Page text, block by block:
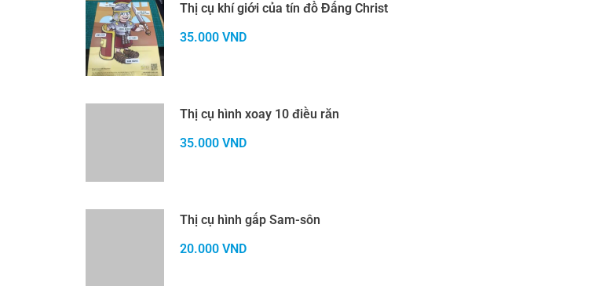
số
lượng
Thị cụ khí giới của tín đồ Đấng Christ
35.000 VND
Thị cụ hình xoay 10 điều răn
35.000 VND
Thị cụ hình gấp Sam-sôn
20.000 VND